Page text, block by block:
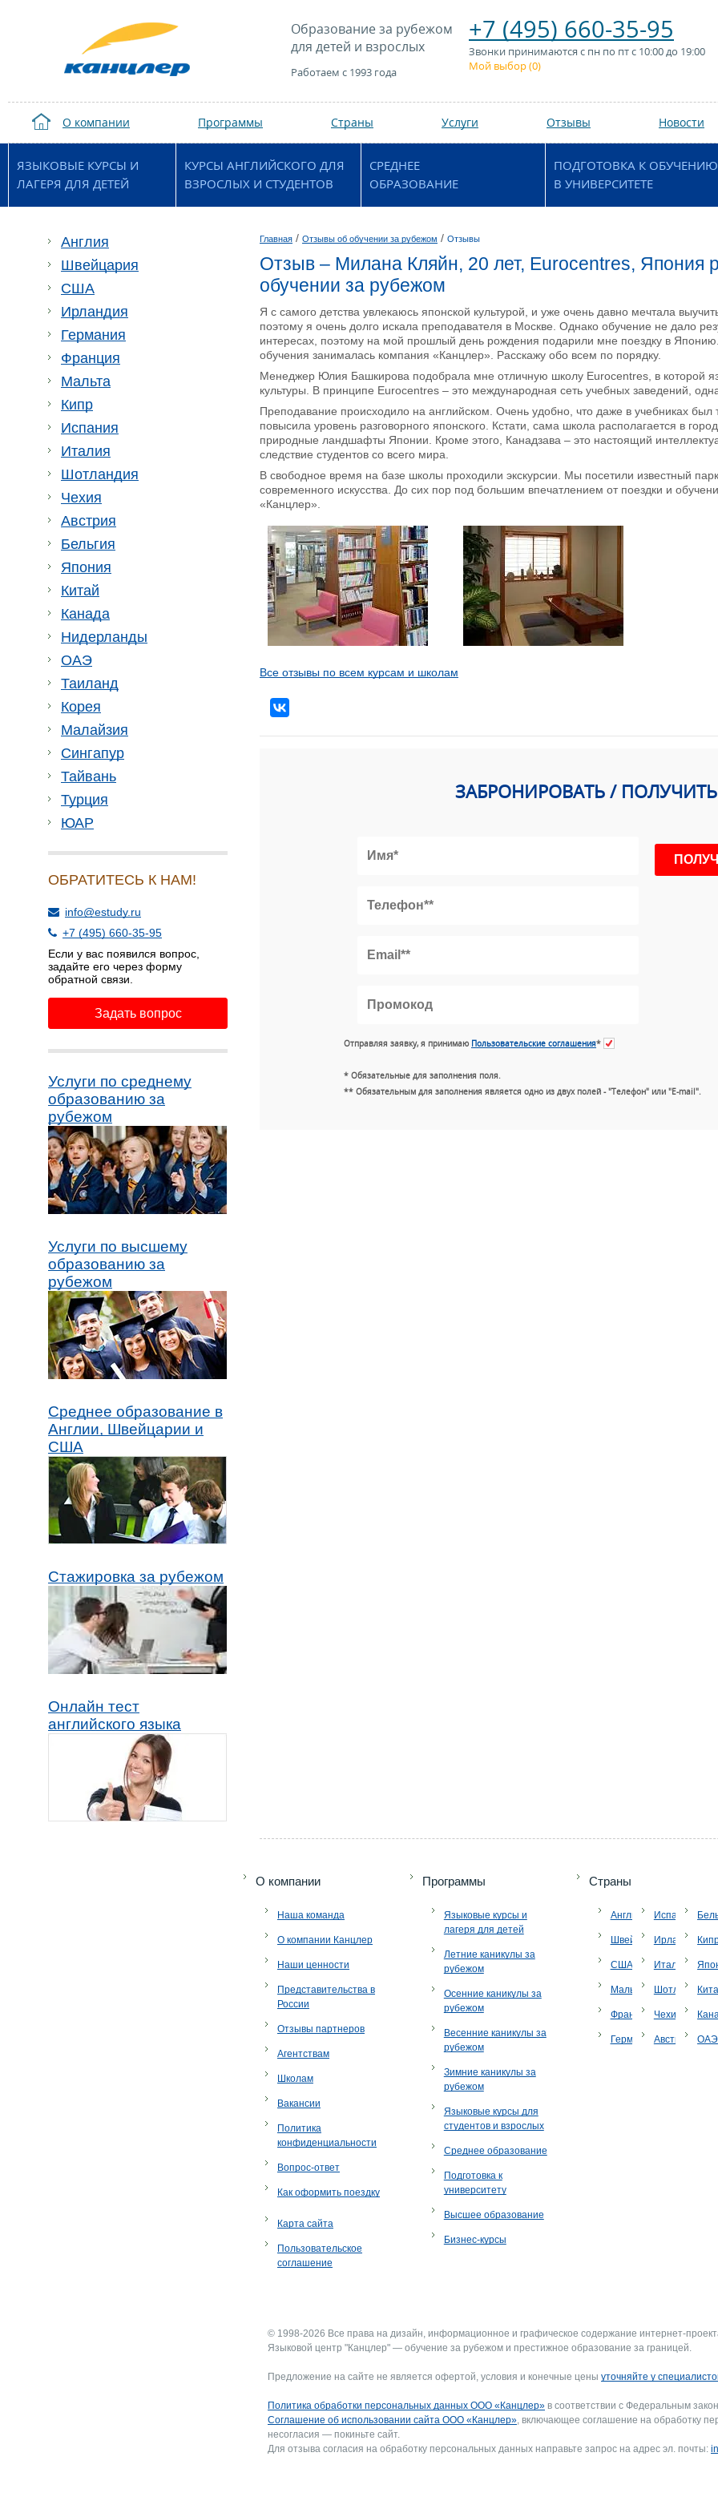
Образование за рубежом
для детей и взрослых
Работаем с 1993 года
+7 (495) 660-35-95
Звонки принимаются с пн по пт с 10:00 до 19:00
Мой выбор (0)
О компании Программы Страны Услуги Отзывы Новости
ЯЗЫКОВЫЕ КУРСЫ И
ЛАГЕРЯ ДЛЯ ДЕТЕЙ
КУРСЫ АНГЛИЙСКОГО ДЛЯ
ВЗРОСЛЫХ И СТУДЕНТОВ
СРЕДНЕЕ
ОБРАЗОВАНИЕ
ПОДГОТОВКА К ОБУЧЕНИЮ
В УНИВЕРСИТЕТЕ
Англия
Швейцария
США
Ирландия
Германия
Франция
Мальта
Кипр
Испания
Италия
Шотландия
Чехия
Австрия
Бельгия
Япония
Китай
Канада
Нидерланды
ОАЭ
Таиланд
Корея
Малайзия
Сингапур
Тайвань
Турция
ЮАР
ОБРАТИТЕСЬ К НАМ!
info@estudy.ru
+7 (495) 660-35-95
Если у вас появился вопрос,
задайте его через форму
обратной связи.
Задать вопрос
Услуги по среднему
образованию за
рубежом
Услуги по высшему
образованию за
рубежом
Среднее образование в
Англии, Швейцарии и
США
Стажировка за рубежом
Онлайн тест
английского языка
Главная / Отзывы об обучении за рубежом / Отзывы
Отзыв – Милана Кляйн, 20 лет, Eurocentres, Япония
обучении за рубежом
Я с самого детства увлекаюсь японской культурой, и уже очень давно мечтала
поэтому я очень долго искала преподавателя в Москве. Однако обучение не дало
интересах, поэтому на мой прошлый день рождения подарили мне поездку в
обучения занималась компания «Канцлер». Расскажу обо всем по порядку.
Менеджер Юлия Башкирова подобрала мне отличную школу Eurocentres, в которой
культуры. В принципе Eurocentres – это международная сеть учебных заведений,
Преподавание происходило на английском. Очень удобно, что даже в учебниках
повысила уровень разговорного японского. Кстати, сама школа располагается в
природные ландшафты Японии. Кроме этого, Канадзава – это настоящий
следствие студентов со всего мира.
В свободное время на базе школы проходили экскурсии. Мы посетили известный
современного искусства. До сих пор под большим впечатлением от поездки и
«Канцлер».
Все отзывы по всем курсам и школам
ЗАБРОНИРОВАТЬ /
Отправляя заявку, я принимаю Пользовательские соглашения*
* Обязательные для заполнения поля.
** Обязательным для заполнения является одно из двух полей - "Телефон" или "E-mail".
O компании
Наша команда
О компании Канцлер
Наши ценности
Представительства в
России
Отзывы партнеров
Агентствам
Школам
Вакансии
Политика
конфиденциальности
Вопрос-ответ
Как оформить поездку
Карта сайта
Пользовательское
соглашение
Программы
Языковые курсы и
лагеря для детей
Летние каникулы за
рубежом
Осенние каникулы за
рубежом
Весенние каникулы за
рубежом
Зимние каникулы за
рубежом
Языковые курсы для
студентов и взрослых
Среднее образование
Подготовка к
университету
Высшее образование
Бизнес-курсы
Страны
Англия
Швейцария
США
Мальта
Франция
Германия
Испания
Ирландия
Италия
Шотландия
Чехия
Австрия
Кипр
ОАЭ
© 1998-2026 Все права на дизайн, информационное и графическое содержание интернет-
Языковой центр "Канцлер" — обучение за рубежом и престижное образование за границей.
Предложение на сайте не является офертой, условия и конечные цены уточняйте у
Политика обработки персональных данных ООО «Канцлер» в соответствии с Федеральным
Соглашение об использовании сайта ООО «Канцлер», включающее соглашение на обработку
несогласия — покиньте сайт.
Для отзыва согласия на обработку персональных данных направьте запрос на адрес эл. почты: